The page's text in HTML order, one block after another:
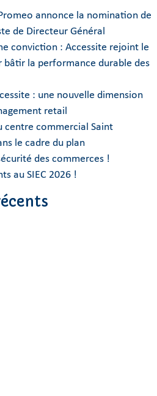
annonce la nomination de
de Directeur Général
conviction : Accessite rejoint le
bâtir la performance durable des
: une nouvelle dimension
retail
centre commercial Saint
le cadre du plan
des commerces !
au SIEC 2026 !